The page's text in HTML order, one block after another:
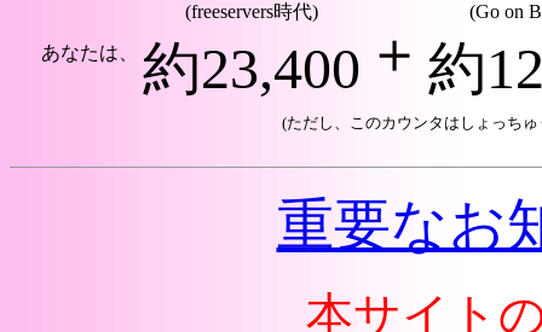
あなたは、
(freeservers時代)
＋
(Go on
約23,400 約
(ただし、このカウンタはしょっち
重要なお
本サイト